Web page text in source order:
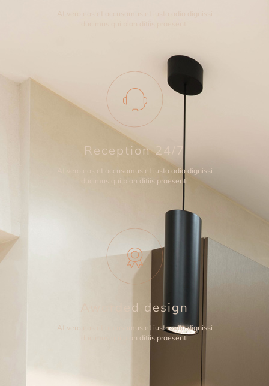
Reception 24/7
At vero eos et accusamus et iusto odio dignissi
ducimus qui blan ditiis praesenti
Awarded design
At vero eos et accusamus et iusto odio dignissi
ducimus qui blan ditiis praesenti